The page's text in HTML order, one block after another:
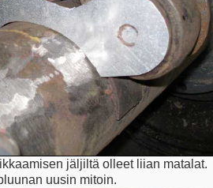
jäljiltä olleet liian matalat.
uusin mitoin.